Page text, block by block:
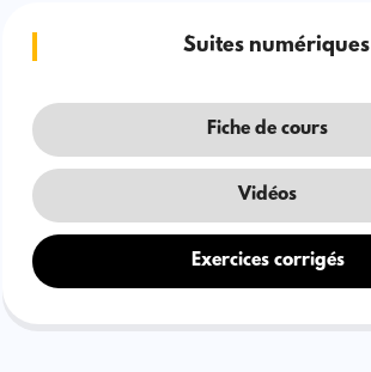
Suites numériques
Fiche de cours
Vidéos
Exercices corrigés